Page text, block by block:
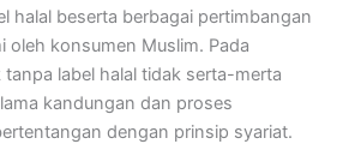
halal beserta berbagai pertimbangan
oleh konsumen Muslim. Pada
label halal tidak serta-merta
kandungan dan proses
dengan prinsip syariat.